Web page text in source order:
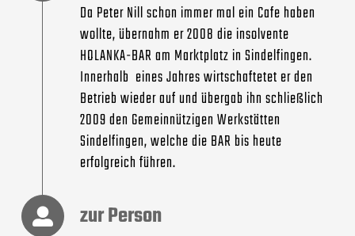
Da Peter Nill schon immer mal ein Cafe haben
wollte, übernahm er 2008 die insolvente
HOLANKA-BAR am Marktplatz in Sindelfingen.
Innerhalb eines Jahres wirtschaftetet er den
Betrieb wieder auf und übergab ihn schließlich
2009 den Gemeinnützigen Werkstätten
Sindelfingen, welche die BAR bis heute
erfolgreich führen.
zur Person